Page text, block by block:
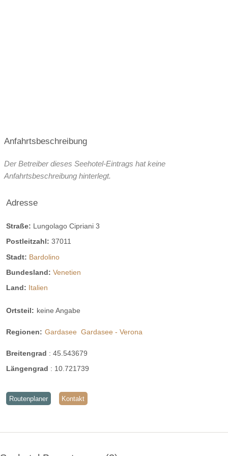
Anfahrtsbeschreibung
Der Betreiber dieses Seehotel-Eintrags hat keine
Anfahrtsbeschreibung hinterlegt.
Adresse
Straße: Lungolago Cipriani 3
Postleitzahl: 37011
Stadt: Bardolino
Bundesland: Venetien
Land: Italien
Ortsteil: keine Angabe
Regionen: Gardasee Gardasee - Verona
Breitengrad : 45.543679
Längengrad : 10.721739
Routenplaner Kontakt